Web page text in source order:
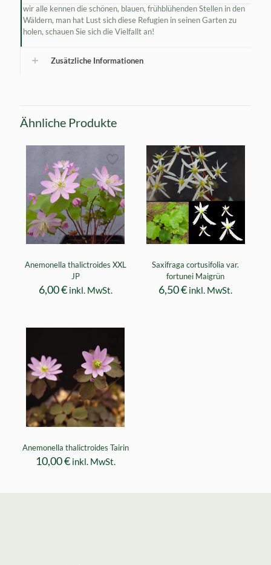
wir alle kennen die schönen, blauen, frühblühenden Stellen in den
Wäldern, man hat Lust sich diese Refugien in seinen Garten zu
holen, schauen Sie sich die Vielfallt an!
Zusätzliche Informationen
Ähnliche Produkte
Anemonella thalictroides XXL
JP
6,00€ inkl. MwSt.
Saxifraga cortusifolia var.
fortunei Maigrün
6,50€ inkl. MwSt.
Anemonella thalictroides Tairin
10,00€ inkl. MwSt.